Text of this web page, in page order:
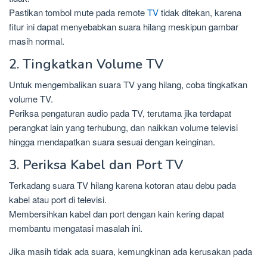
Pastikan tombol mute pada remoteTVtidak ditekan, karena
fitur ini dapat menyebabkan suara hilang meskipun gambar
masih normal.
2. Tingkatkan Volume TV
Untuk mengembalikan suara TV yang hilang, coba tingkatkan
volume TV.
Periksa pengaturan audio pada TV, terutama jika terdapat
perangkat lain yang terhubung, dan naikkan volume televisi
hingga mendapatkan suara sesuai dengan keinginan.
3. Periksa Kabel dan Port TV
Terkadang suara TV hilang karena kotoran atau debu pada
kabel atau port di televisi.
Membersihkan kabel dan port dengan kain kering dapat
membantu mengatasi masalah ini.
Jika masih tidak ada suara, kemungkinan ada kerusakan pada